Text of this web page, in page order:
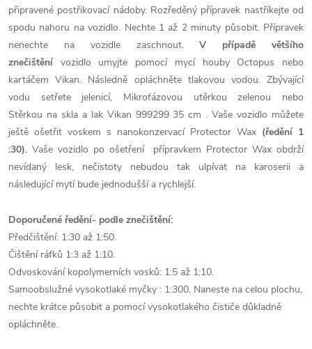
připravené postřikovací nádoby. Rozředěný přípravek nastříkejte od
spodu nahoru na vozidlo. Nechte 1 až 2 minuty působit. Přípravek
nenechte na vozidle zaschnout.
V případě většího
znečištění vozidlo umyjte pomocí mycí houby Octopus nebo
kartáčem Vikan. Následně opláchněte tlakovou vodou. Zbývající
vodu setřete jelenicí, Mikrofázovou utěrkou zelenou
nebo
Stěrkou na skla a lak Vikan 999299 35 cm . Vaše vozidlo můžete
ještě ošetřit voskem s nanokonzervací Protector Wax (ředění 1
:30). Vaše vozidlo po ošetření přípravkem Protector Wax obdrží
nevídaný lesk, nečistoty nebudou tak ulpívat na karoserii a
následující mytí bude jednodušší a rychlejší.
Doporučené ředění- podle znečištění:
Předčištění: 1:30 až 1:50.
Čištění ráfků 1:3 až 1:10.
Odvoskování kopolymerních vosků: 1:5 až 1:10.
Samoobslužné vysokotlaké myčky : 1:300. Naneste na celou plochu,
nechte krátce působit a pomocí vysokotlakého čističe důkladně
opláchněte.